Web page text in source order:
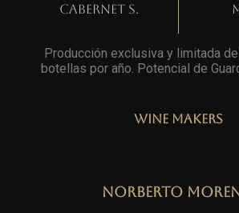
Cabernet S.
Producción exclusiva y limitada
botellas por año. Potencial de
Wine Makers
Norberto